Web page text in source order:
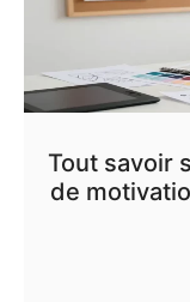
Tout savoir
de